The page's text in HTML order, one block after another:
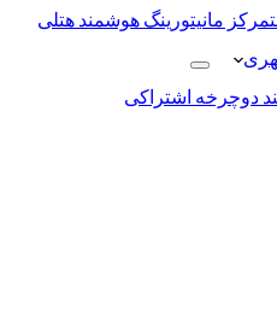
مانیتورینگ هوشمند هتلی
دوچرخه اشتراکی